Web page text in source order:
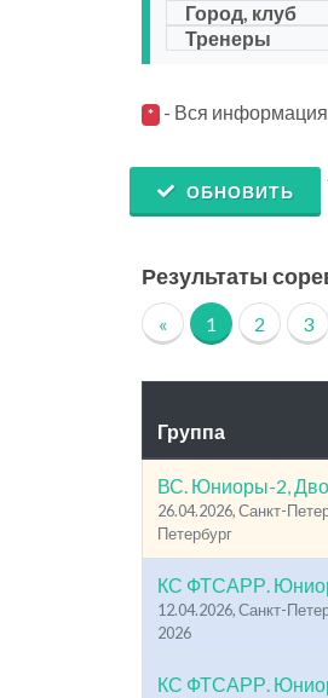
Город, клуб
Тренеры
* - Вся информация
ОБНОВИТЬ
Результаты
« 1 2 3
Группа
ВС. Юниоры-2,
26.04.2026, Санкт-
Петербург
КС ФТСАРР.
12.04.2026, Санкт-
2026
КС ФТСАРР.